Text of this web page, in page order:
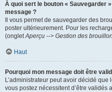
À quoi sert le bouton « Sauvegarder
message ?
Il vous permet de sauvegarder des
poster ultérieurement. Pour les
(ongletAperçu --> Gestion des
Haut
Pourquoi mon message doit être
L’administrateur peut avoir décidé
vous postez nécessitent d’être validés